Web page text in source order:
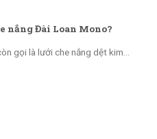
nắng Đài Loan Mono?
gọi là lưới che nắng dệt kim...